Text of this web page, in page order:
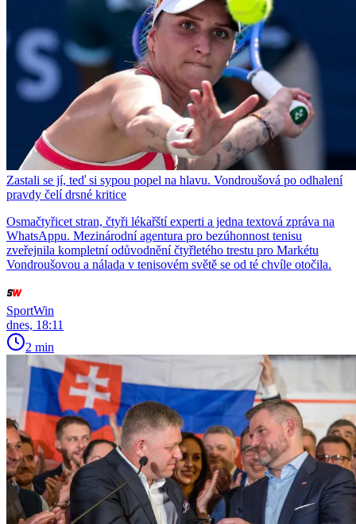
Zastali se jí, teď si sypou popel na hlavu. Vondroušová po odhalení
pravdy čelí drsné kritice
Osmačtyřicet stran, čtyři lékařští experti a jedna textová zpráva na
WhatsAppu. Mezinárodní agentura pro bezúhonnost tenisu
zveřejnila kompletní odůvodnění čtyřletého trestu pro Markétu
Vondroušovou a nálada v tenisovém světě se od té chvíle otočila.
SportWin
dnes, 18:11
2 min